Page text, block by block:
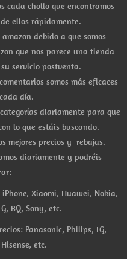
cada chollo que encontramos
ellos rápidamente.
debido a que somos
que nos parece una tienda
servicio postventa.
somos más eficaces
día.
diariamente para que
lo que estáis buscando.
mejores precios y rebajas.
diariamente y podréis
Xiaomi, Huawei, Nokia,
BQ, Sony, etc.
Panasonic, Philips, LG,
etc.